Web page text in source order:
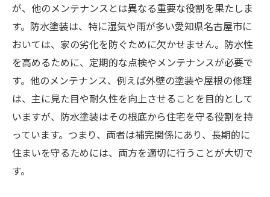
名古屋市の住まいに最適な防水塗装選びのポイ
ント
名古屋市に適した塗料の選定基準
塗料の性能比較と選び方のポイント
住まいの特性に合わせた防水塗装の選択
防水塗装業者に相談する際の質問リスト
費用対効果を考慮した防水塗装の選定方法
実績のある防水塗装業者の見極め方
が、他のメンテナンスとは異なる重要な役割を果たしま
す。防水塗装は、特に湿気や雨が多い愛知県名古屋市に
おいては、家の劣化を防ぐために欠かせません。防水性
を高めるために、定期的な点検やメンテナンスが必要で
す。他のメンテナンス、例えば外壁の塗装や屋根の修理
は、主に見た目や耐久性を向上させることを目的として
いますが、防水塗装はその根底から住宅を守る役割を持
っています。つまり、両者は補完関係にあり、長期的に
住まいを守るためには、両方を適切に行うことが大切で
す。